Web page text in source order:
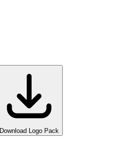
Download Logo Pack